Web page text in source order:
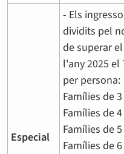
Especial
- Els
dividits pel
de superar
l'any 2025 el
per persona:
Famílies de
Famílies de
Famílies de
Famílies de